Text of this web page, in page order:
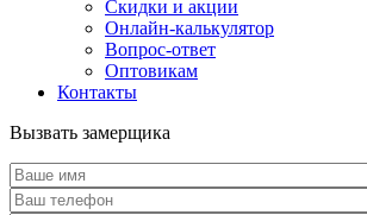
Скидки и акции
Онлайн-калькулятор
Вопрос-ответ
Оптовикам
Контакты
Вызвать замерщика